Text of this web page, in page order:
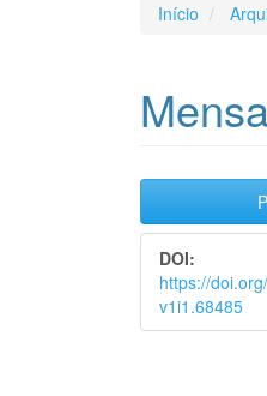
Início
Barra
lateral
de
artigos
DOI:
https://
v1i1.68485